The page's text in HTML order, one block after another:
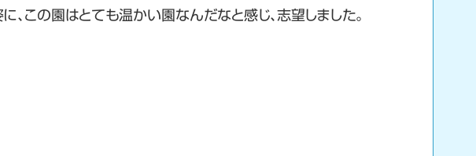
、この園はとても温かい園なんだなと感じ、志望しました。